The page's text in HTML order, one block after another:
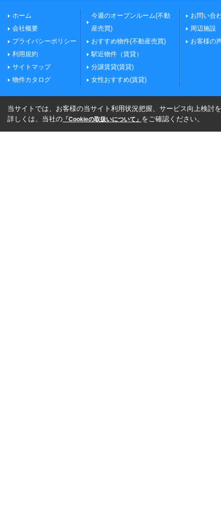
ホーム
会社概要
プライバシーポリシー
利用規約
サイトマップ
物件カタログ
今週のオープンルーム(不動
産売買)
おすすめ物件(不動産売買)
駅近物件（賃貸）
分譲賃貸(賃貸)
女性おすすめ(賃貸)
お問い合
周辺施設
お客様の
当サイトでは、お客様の当サイト利用状況把握、サービス向上検討
詳しくは、当社の 「Cookieの取扱いについて」 をご確認ください。